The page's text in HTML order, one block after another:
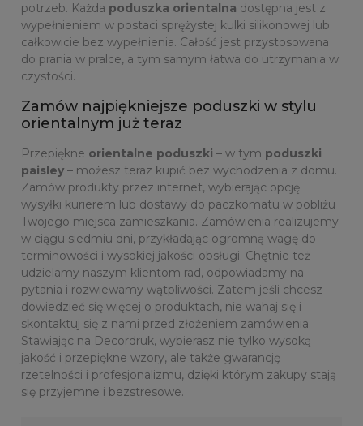
potrzeb. Każda poduszka orientalna dostępna jest z
wypełnieniem w postaci sprężystej kulki silikonowej lub
całkowicie bez wypełnienia. Całość jest przystosowana
do prania w pralce, a tym samym łatwa do utrzymania w
czystości.
Zamów najpiękniejsze poduszki w stylu
orientalnym już teraz
Przepiękne orientalne poduszki – w tym poduszki
paisley – możesz teraz kupić bez wychodzenia z domu.
Zamów produkty przez internet, wybierając opcję
wysyłki kurierem lub dostawy do paczkomatu w pobliżu
Twojego miejsca zamieszkania. Zamówienia realizujemy
w ciągu siedmiu dni, przykładając ogromną wagę do
terminowości i wysokiej jakości obsługi. Chętnie też
udzielamy naszym klientom rad, odpowiadamy na
pytania i rozwiewamy wątpliwości. Zatem jeśli chcesz
dowiedzieć się więcej o produktach, nie wahaj się i
skontaktuj się z nami przed złożeniem zamówienia.
Stawiając na Decordruk, wybierasz nie tylko wysoką
jakość i przepiękne wzory, ale także gwarancję
rzetelności i profesjonalizmu, dzięki którym zakupy stają
się przyjemne i bezstresowe.